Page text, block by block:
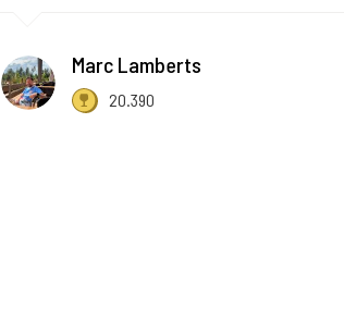
Marc Lamberts
20.390